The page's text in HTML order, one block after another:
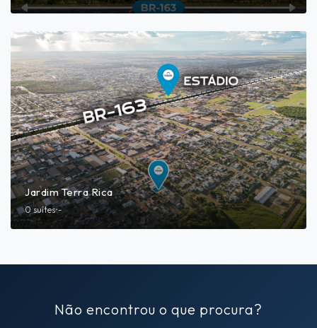
Jardim Terra Rica
0 suítes•-
Não encontrou o que procura?